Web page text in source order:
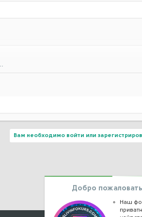
Вам необходимо войти или
Добро
Наш